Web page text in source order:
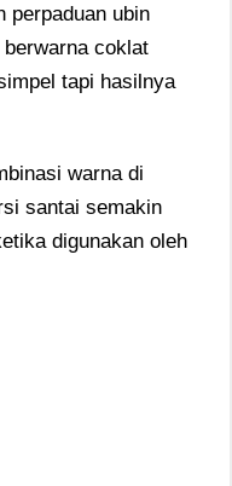
perpaduan ubin
coklat
tapi hasilnya
warna di
santai semakin
digunakan oleh